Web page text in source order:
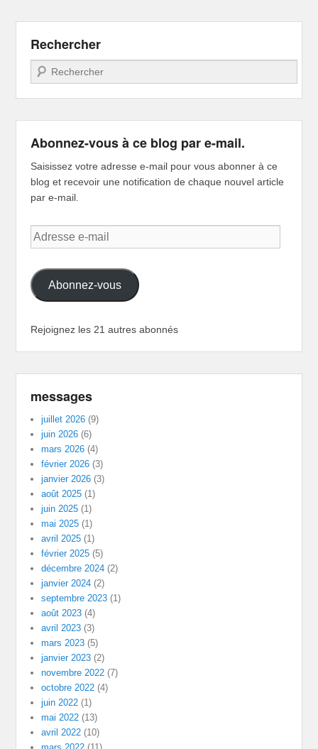
Rechercher
Recherche
Abonnez-vous à ce blog par e-mail.
Saisissez votre adresse e-mail pour vous abonner à ce
blog et recevoir une notification de chaque nouvel article
par e-mail.
Adresse
e-
Abonnez-vous
Rejoignez les 21 autres abonnés
messages
juillet 2026 (9)
juin 2026 (6)
mars 2026 (4)
février 2026 (3)
janvier 2026 (3)
août 2025 (1)
juin 2025 (1)
mai 2025 (1)
avril 2025 (1)
février 2025 (5)
décembre 2024 (2)
janvier 2024 (2)
septembre 2023 (1)
août 2023 (4)
avril 2023 (3)
mars 2023 (5)
janvier 2023 (2)
novembre 2022 (7)
octobre 2022 (4)
juin 2022 (1)
mai 2022 (13)
avril 2022 (10)